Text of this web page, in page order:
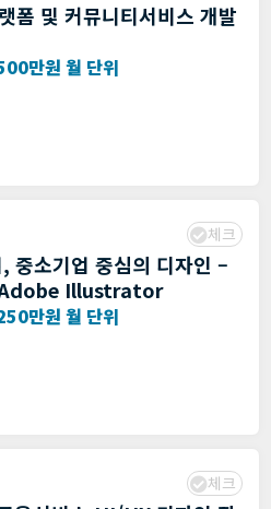
폼 및 커뮤니티서비스 개발
만원 월 단위
체크
중소기업 중심의 디자인 –
Illustrator
만원 월 단위
체크